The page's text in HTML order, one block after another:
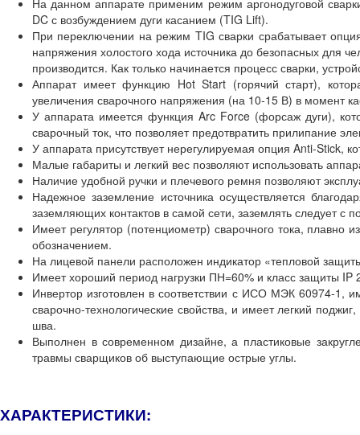
DC с возбуждением дуги касанием (TIG Lift).
При переключении на режим TIG сварки срабатывает
напряжения холостого хода источника до безопасных для
производится. Как только начинается процесс сварки,
Аппарат имеет функцию Hot Start (горячий старт),
увеличения сварочного напряжения (на 10-15 В) в момент
У аппарата имеется функция Arc Force (форсаж дуги),
сварочный ток, что позволяет предотвратить прилипание
У аппарата присутствует нерегулируемая опция Anti-Stick,
Малые габариты и легкий вес позволяют использовать
Наличие удобной ручки и плечевого ремня позволяют
Надежное заземление источника осуществляется
заземляющих контактов в самой сети, заземлять следует
Имеет регулятор (потенциометр) сварочного тока,
обозначением.
На лицевой панели расположен индикатор «тепловой
Имеет хороший период нагрузки ПН=60% и класс защиты IP
Инвертор изготовлен в соответствии с ИСО МЭК 60974-1,
сварочно-технологические свойства, и имеет легкий
шва.
Выполнен в современном дизайне, а пластиковые
травмы сварщиков об выступающие острые углы.
ХАРАКТЕРИСТИКИ: